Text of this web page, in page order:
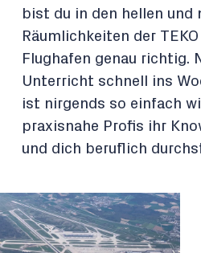
bist du in den hellen und
Räumlichkeiten der
Flughafen genau richtig.
Unterricht schnell ins
ist nirgends so einfach
praxisnahe Profis ihr
und dich beruflich